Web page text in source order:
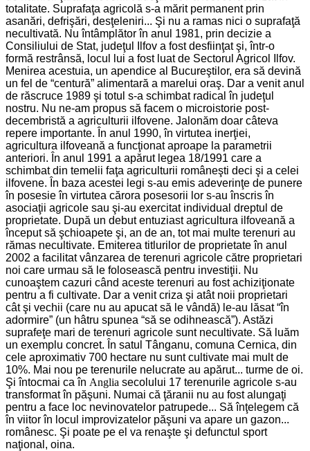
totalitate. Suprafaţa agricolă s-a mărit permanent prin
asanări, defrişări, desţeleniri... Şi nu a ramas nici o suprafaţă
necultivată. Nu întâmplător în anul 1981, prin decizie a
Consiliului de Stat, judeţul Ilfov a fost desfiinţat şi, într-o
formă restrânsă, locul lui a fost luat de Sectorul Agricol Ilfov.
Menirea acestuia, un apendice al Bucureştilor, era să devină
un fel de “centură” alimentară a marelui oraş. Dar a venit anul
de răscruce 1989 şi totul s-a schimbat radical în judeţul
nostru. Nu ne-am propus să facem o microistorie post-
decembristă a agriculturii ilfovene. Jalonăm doar câteva
repere importante. În anul 1990, în virtutea inerţiei,
agricultura ilfoveană a funcţionat aproape la parametrii
anteriori. În anul 1991 a apărut legea 18/1991 care a
schimbat din temelii faţa agriculturii româneşti deci şi a celei
ilfovene. În baza acestei legi s-au emis adeverinţe de punere
în posesie în virtutea cărora posesorii lor s-au înscris în
asociaţii agricole sau şi-au exercitat individual dreptul de
proprietate. După un debut entuziast agricultura ilfoveană a
început să şchioapete şi, an de an, tot mai multe terenuri au
rămas necultivate. Emiterea titlurilor de proprietate în anul
2002 a facilitat vânzarea de terenuri agricole către proprietari
noi care urmau să le folosească pentru investiţii. Nu
cunoaştem cazuri când aceste terenuri au fost achiziţionate
pentru a fi cultivate. Dar a venit criza şi atât noii proprietari
cât şi vechii (care nu au apucat să le vândă) le-au lăsat “în
adormire” (un hâtru spunea “să se odihnească”). Astăzi
suprafeţe mari de terenuri agricole sunt necultivate. Să luăm
un exemplu concret. În satul Tânganu, comuna Cernica, din
cele aproximativ 700 hectare nu sunt cultivate mai mult de
10%. Mai nou pe terenurile nelucrate au apărut... turme de oi.
Şi întocmai ca în Anglia secolului 17 terenurile agricole s-au
transformat în păşuni. Numai că ţăranii nu au fost alungaţi
pentru a face loc nevinovatelor patrupede... Să înţelegem că
în viitor în locul improvizatelor păşuni va apare un gazon...
românesc. Şi poate pe el va renaşte şi defunctul sport
naţional, oina.